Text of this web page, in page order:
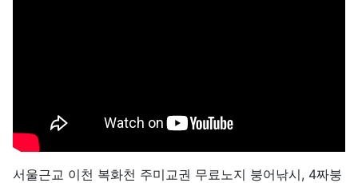
서울근교 이천 복화천 주미교권 무료노지 붕어낚시, 4짜붕